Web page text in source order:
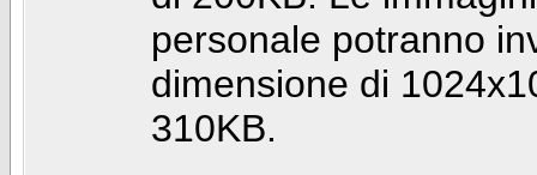
personale potranno
dimensione di
310KB.